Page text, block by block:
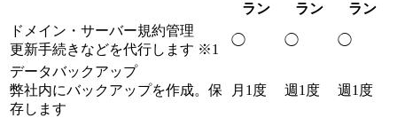
ラン
ラン
ラン
ドメイン・サーバー規約管理
更新手続きなどを代行します ※1
◯ ◯ ◯
データバックアップ
弊社内にバックアップを作成。保
存します
月1度 週1度 週1度